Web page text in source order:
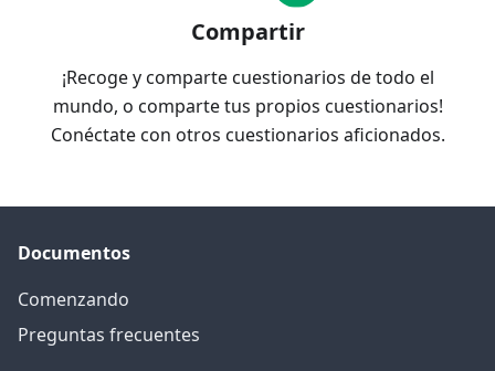
Compartir
¡Recoge y comparte cuestionarios de todo el
mundo, o comparte tus propios cuestionarios!
Conéctate con otros cuestionarios aficionados.
Documentos
Comenzando
Preguntas frecuentes